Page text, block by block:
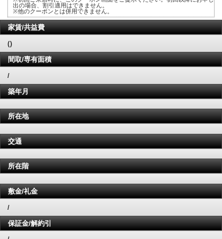
出の場合、割引適用はできません。
※他のクーポンとは併用できません。
家賃/共益費
()
間取/専有面積
/
築年月
所在地
交通
所在階
敷金/礼金
/
保証金/解約引